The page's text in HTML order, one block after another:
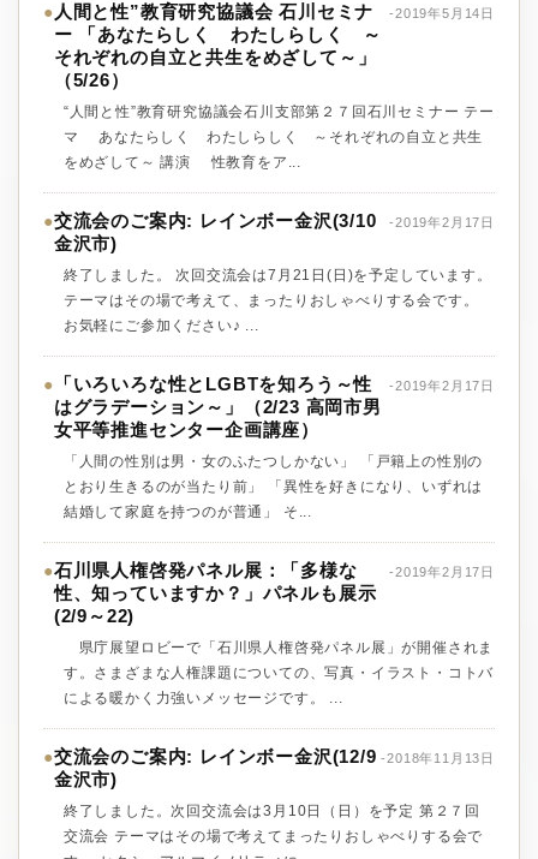
● 人間と性”教育研究協議会 石川セミナ
ー 「あなたらしく わたしらしく ～
それぞれの自立と共生をめざして～」
（5/26）
-2019年5月14日
“人間と性”教育研究協議会石川支部第２７回石川セミナー テー
マ あなたらしく わたしらしく ～それぞれの自立と共生
をめざして～ 講演 性教育をア...
●交流会のご案内: レインボー金沢(3/10
金沢市)
-2019年2月17日
終了しました。 次回交流会は7月21日(日)を予定しています。
テーマはその場で考えて、まったりおしゃべりする会です。
お気軽にご参加ください♪ ...
●
「いろいろな性とLGBTを知ろう～性
はグラデーション～」（2/23 高岡市男
女平等推進センター企画講座）
-2019年2月17日
「人間の性別は男・女のふたつしかない」 「戸籍上の性別の
とおり生きるのが当たり前」 「異性を好きになり、いずれは
結婚して家庭を持つのが普通」 そ...
●石川県人権啓発パネル展：「多様な
性、知っていますか？」パネルも展示
(2/9～22)
-2019年2月17日
県庁展望ロビーで「石川県人権啓発パネル展」が開催されま
す。さまざまな人権課題についての、写真・イラスト・コトバ
による暖かく力強いメッセージです。 ...
●交流会のご案内: レインボー金沢(12/9
金沢市)
-2018年11月13日
終了しました。次回交流会は3月10日（日）を予定 第２７回
交流会 テーマはその場で考えてまったりおしゃべりする会で